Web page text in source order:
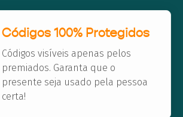
Códigos 100% Protegidos
Códigos visíveis apenas pelos
premiados. Garanta que o
presente seja usado pela pessoa
certa!